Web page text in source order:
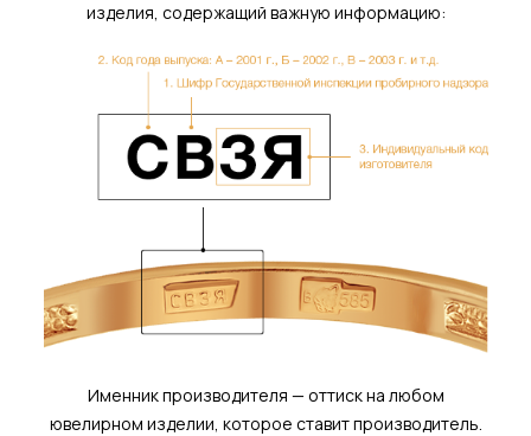
изделия, содержащий важную информацию:
Именник производителя — оттиск на любом
ювелирном изделии, которое ставит производитель.